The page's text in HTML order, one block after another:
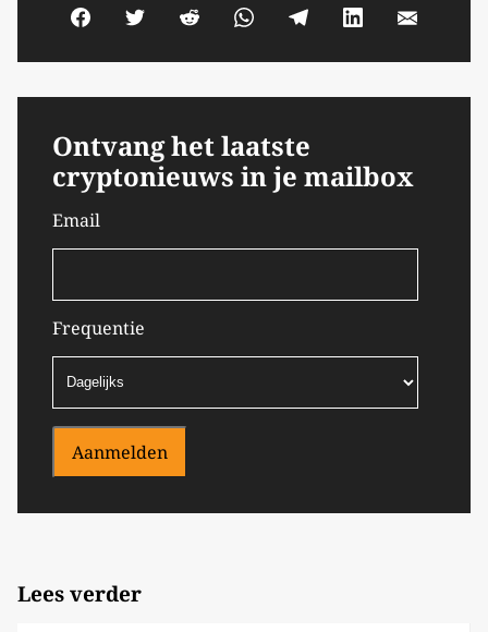
Ontvang het laatste
cryptonieuws in je mailbox
Email
Frequentie
Aanmelden
Lees verder